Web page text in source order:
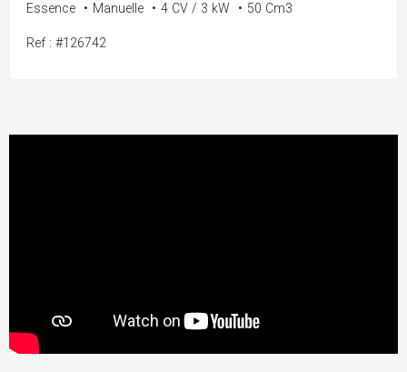
Essence
• Manuelle • 4 CV / 3 kW • 50 Cm3
Ref : #126742